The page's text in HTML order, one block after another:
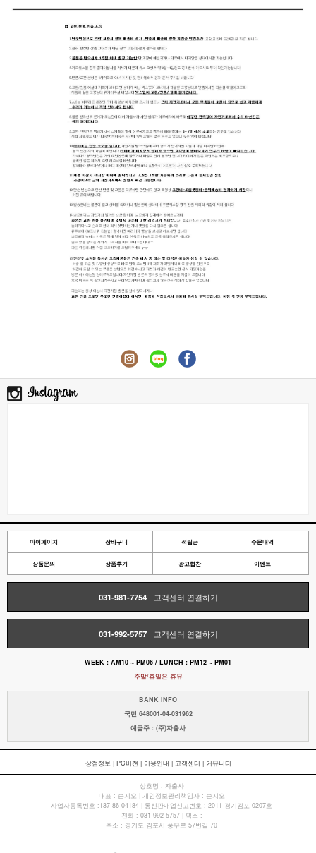
마이페이지 장바구니 적립금 주문내역
상품문의 상품후기 광고협찬 이벤트
031-981-7754 고객센터 연결하기
031-992-5757 고객센터 연결하기
WEEK : AM10 ~ PM06 / LUNCH : PM12 ~ PM01
주말/휴일은 휴뮤
BANK INFO
국민 648001-04-031962
예금주 : (주)자출사
상점정보 | PC버젼 | 이용안내 | 고객센터 | 커뮤니티
상호명 : 자출사
대표 : 손지오 | 개인정보관리책임자 : 손지오
사업자등록번호 :137-86-04184 | 통신판매업신고번호 : 2011-경기김포-0207호
전화 : 031-992-5757 | 팩스 :
주소 : 경기도 김포시 풍무로 57번길 70